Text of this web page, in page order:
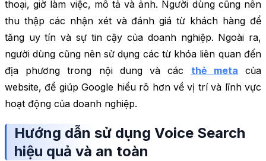
thoại, giờ làm việc, mô tả và ảnh. Người dùng cũng nên
thu thập các nhận xét và đánh giá từ khách hàng để
tăng uy tín và sự tin cậy của doanh nghiệp. Ngoài ra,
người dùng cũng nên sử dụng các từ khóa liên quan đến
địa phương trong nội dung và các thẻ meta của
website, để giúp Google hiểu rõ hơn về vị trí và lĩnh vực
hoạt động của doanh nghiệp.
Hướng dẫn sử dụng Voice Search
hiệu quả và an toàn